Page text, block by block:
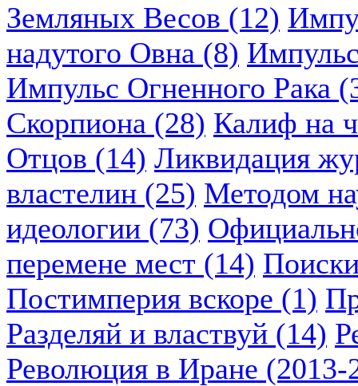
Земляных Весов (12)
надутого Овна (8)
Импульс Огненного Рака
Скорпиона (28) Калиф на
Отцов (14) Ликвидация
властелин (25) Методом
идеологии (73)
перемене мест (14)
Постимперия вскоре (1)
Разделяй и властвуй (14)
Революция в Иране (2013-